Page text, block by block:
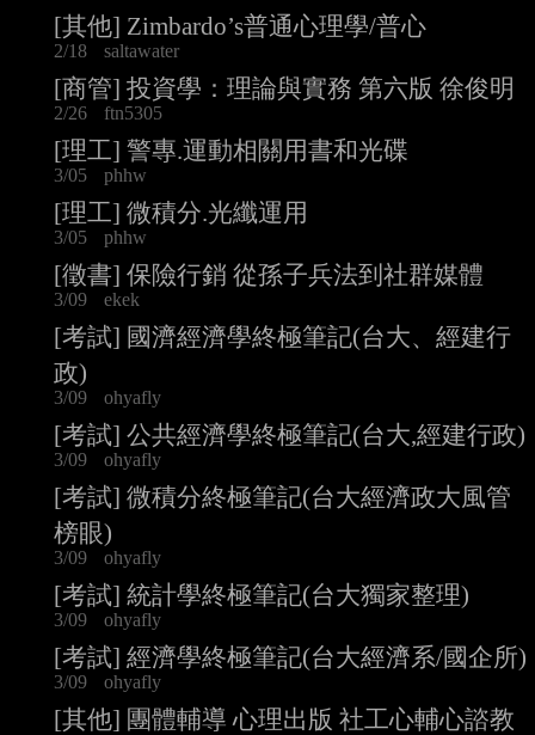
[其他] Zimbardo’s普通心理學/普心
2/18 saltawater
[商管] 投資學：理論與實務 第六版 徐俊明
2/26 ftn5305
[理工] 警專.運動相關用書和光碟
3/05 phhw
[理工] 微積分.光纖運用
3/05 phhw
[徵書] 保險行銷 從孫子兵法到社群媒體
3/09 ekek
[考試] 國濟經濟學終極筆記(台大、經建行
政)
3/09 ohyafly
[考試] 公共經濟學終極筆記(台大,經建行政)
3/09 ohyafly
[考試] 微積分終極筆記(台大經濟政大風管
榜眼)
3/09 ohyafly
[考試] 統計學終極筆記(台大獨家整理)
3/09 ohyafly
[考試] 經濟學終極筆記(台大經濟系/國企所)
3/09 ohyafly
[其他] 團體輔導 心理出版 社工心輔心諮教